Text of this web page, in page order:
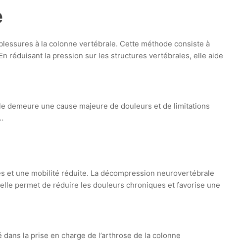
à la colonne vertébrale. Cette méthode consiste à
réduisant la pression sur les structures vertébrales, elle aide
demeure une cause majeure de douleurs et de limitations
et une mobilité réduite. La décompression neurovertébrale
permet de réduire les douleurs chroniques et favorise une
la prise en charge de l’arthrose de la colonne